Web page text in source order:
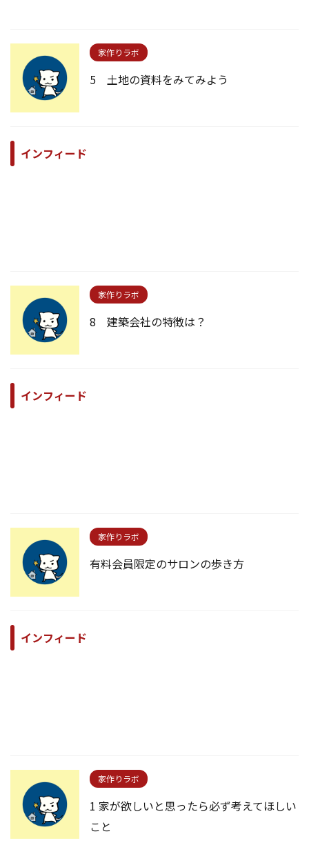
家作りラボ
5 土地の資料をみてみよう
インフィード
家作りラボ
8 建築会社の特徴は？
インフィード
家作りラボ
有料会員限定のサロンの歩き方
インフィード
家作りラボ
1 家が欲しいと思ったら必ず考えてほしい
こと